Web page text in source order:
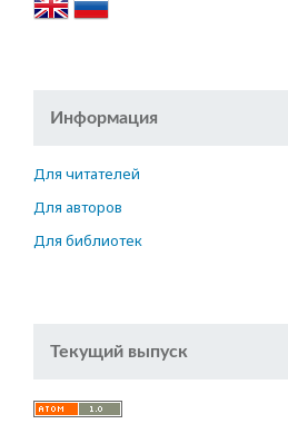
Информация
Для читателей
Для авторов
Для библиотек
Текущий выпуск